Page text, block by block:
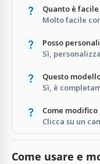
Quanto è
Molto facile
Posso
Sì,
Questo
Sì, è
Come
Clicca su un
Come usare e